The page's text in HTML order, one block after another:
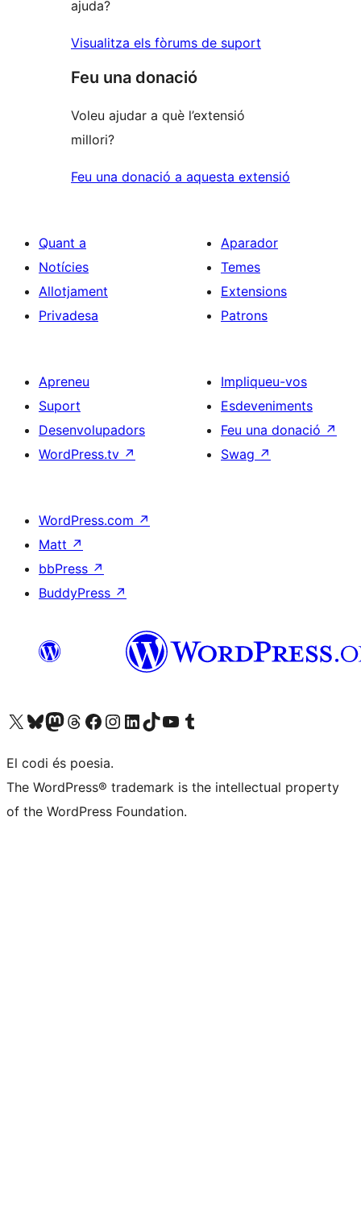
ajuda?
Visualitza els fòrums de suport
Feu una donació
Voleu ajudar a què l’extensió
millori?
Feu una donació a aquesta extensió
Quant a
Notícies
Allotjament
Privadesa
Aparador
Temes
Extensions
Patrons
Apreneu
Suport
Desenvolupadors
WordPress.tv ↗
Impliqueu-vos
Esdeveniments
Feu una donació ↗
Swag ↗
WordPress.com ↗
Matt ↗
bbPress ↗
BuddyPress ↗
Visiteu el nostre compte X (abans Twitter)
Visiteu el nostre compte de Bluesky
Visiteu el nostre compte al Mastodon
Visiteu el nostre compte de Threads
Visiteu la nostra pàgina al Facebook
Visiteu el nostre compte d'Instagram
Visiteu el nostre compte de LinkedIn
Visiteu el nostre compte de TikTok
Visiteu el nostre canal al YouTube
Visiteu el nostre compte de Tumblr
El codi és poesia.
The WordPress® trademark is the intellectual property
of the WordPress Foundation.